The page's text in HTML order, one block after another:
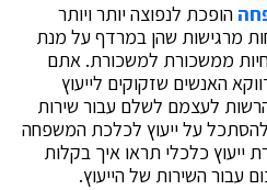
הופכת לנפוצה יותר ויותר
מרגישות שהן במרדף על מנת
ממשכורת למשכורת. אתם
האנשים שזקוקים לייעוץ
לעצמם לשלם עבור שירות
על ייעוץ לכלכת המשפחה
ייעוץ כלכלי תראו איך בקלות
עבור השירות של הייעוץ.